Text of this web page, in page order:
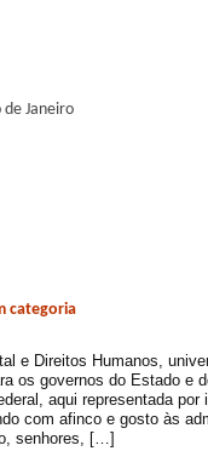
de Janeiro
categoria
e Direitos Humanos,
os governos do Estado e
aqui representada
com afinco e gosto às
senhores, […]